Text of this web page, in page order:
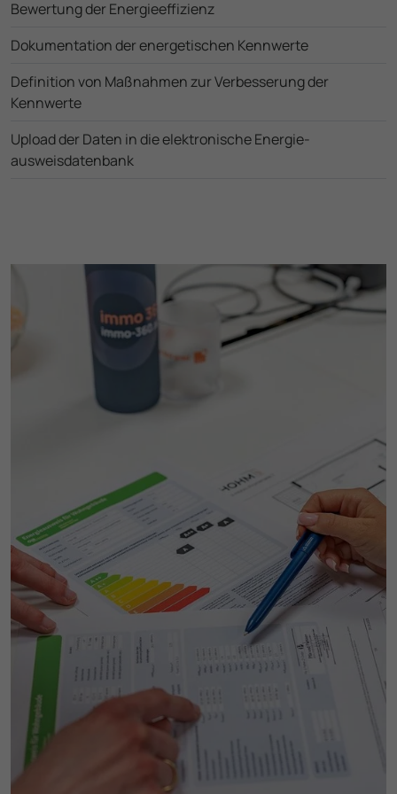
Bewertung der Energie­effizienz
Dokumen­tation der energe­tischen Kennwerte
Definition von Maßnahmen zur Verbesserung der
Kennwerte
Upload der Daten in die elektronische Energie­
ausweisdatenbank